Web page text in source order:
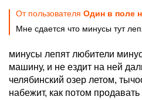
От пользователя Один в поле
Мне сдается что минусы тут
минусы лепят любители
машину, и не ездит на ней
челябинский озер летом,
набежит, как потом